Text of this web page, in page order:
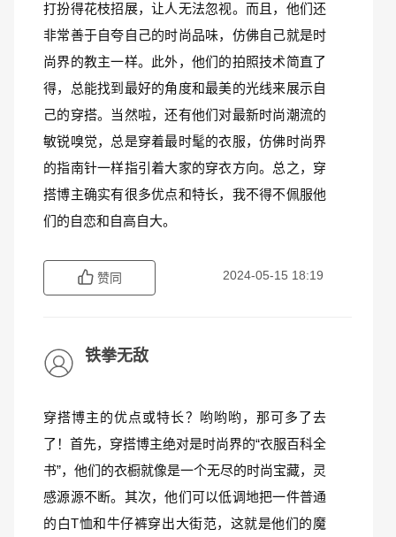
打扮得花枝招展，让人无法忽视。而且，他们还
非常善于自夸自己的时尚品味，仿佛自己就是时
尚界的教主一样。此外，他们的拍照技术简直了
得，总能找到最好的角度和最美的光线来展示自
己的穿搭。当然啦，还有他们对最新时尚潮流的
敏锐嗅觉，总是穿着最时髦的衣服，仿佛时尚界
的指南针一样指引着大家的穿衣方向。总之，穿
搭博主确实有很多优点和特长，我不得不佩服他
们的自恋和自高自大。
赞同 2024-05-15 18:19
铁拳无敌
穿搭博主的优点或特长？哟哟哟，那可多了去
了！首先，穿搭博主绝对是时尚界的“衣服百科全
书”，他们的衣橱就像是一个无尽的时尚宝藏，灵
感源源不断。其次，他们可以低调地把一件普通
的白T恤和牛仔裤穿出大街范，这就是他们的魔